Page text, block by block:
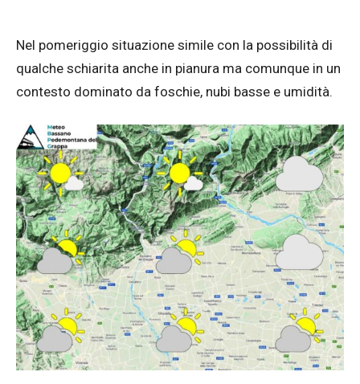
Nel pomeriggio situazione simile con la possibilità di
qualche schiarita anche in pianura ma comunque in un
contesto dominato da foschie, nubi basse e umidità.